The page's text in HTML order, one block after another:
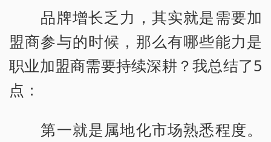
品牌增长乏力，其实就是需要加
盟商参与的时候，那么有哪些能力是
职业加盟商需要持续深耕？我总结了5
点：
第一就是属地化市场熟悉程度。